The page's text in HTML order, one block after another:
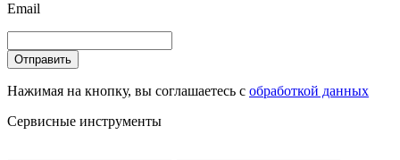
Email
Отправить
Нажимая на кнопку, вы соглашаетесь с обработкой данных
Сервисные инструменты